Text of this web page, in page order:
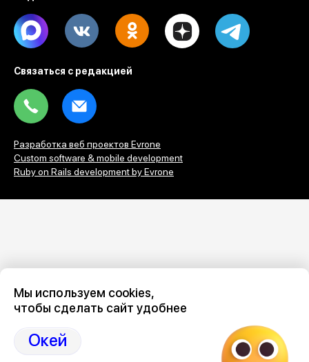
Max Dzen
Связаться с редакцией
Разработка веб проектов Evrone
Custom software & mobile development
Ruby on Rails development by Evrone
Мы используем cookies,
чтобы сделать сайт удобнее
Окей